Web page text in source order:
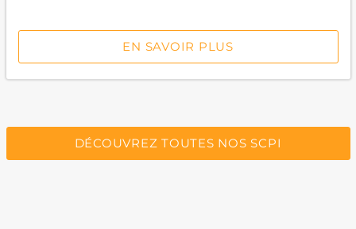
EN SAVOIR PLUS
DÉCOUVREZ TOUTES NOS SCPI